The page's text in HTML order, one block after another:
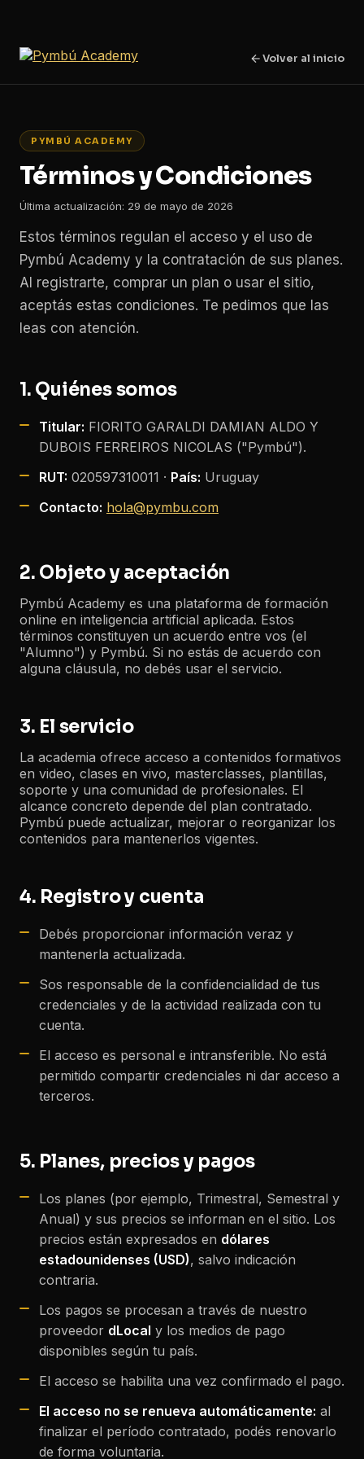
Volver al inicio
PYMBÚ ACADEMY
Términos y Condiciones
Última actualización: 29 de mayo de 2026
Estos términos regulan el acceso y el uso de
Pymbú Academy y la contratación de sus planes.
Al registrarte, comprar un plan o usar el sitio,
aceptás estas condiciones. Te pedimos que las
leas con atención.
1. Quiénes somos
Titular: FIORITO GARALDI DAMIAN ALDO Y
DUBOIS FERREIROS NICOLAS ("Pymbú").
RUT: 020597310011 · País: Uruguay
Contacto: hola@pymbu.com
2. Objeto y aceptación
Pymbú Academy es una plataforma de formación
online en inteligencia artificial aplicada. Estos
términos constituyen un acuerdo entre vos (el
"Alumno") y Pymbú. Si no estás de acuerdo con
alguna cláusula, no debés usar el servicio.
3. El servicio
La academia ofrece acceso a contenidos formativos
en video, clases en vivo, masterclasses, plantillas,
soporte y una comunidad de profesionales. El
alcance concreto depende del plan contratado.
Pymbú puede actualizar, mejorar o reorganizar los
contenidos para mantenerlos vigentes.
4. Registro y cuenta
Debés proporcionar información veraz y
mantenerla actualizada.
Sos responsable de la confidencialidad de tus
credenciales y de la actividad realizada con tu
cuenta.
El acceso es personal e intransferible. No está
permitido compartir credenciales ni dar acceso a
terceros.
5. Planes, precios y pagos
Los planes (por ejemplo, Trimestral, Semestral y
Anual) y sus precios se informan en el sitio. Los
precios están expresados en dólares
estadounidenses (USD), salvo indicación
contraria.
Los pagos se procesan a través de nuestro
proveedor dLocal y los medios de pago
disponibles según tu país.
El acceso se habilita una vez confirmado el pago.
El acceso no se renueva automáticamente: al
finalizar el período contratado, podés renovarlo
de forma voluntaria.